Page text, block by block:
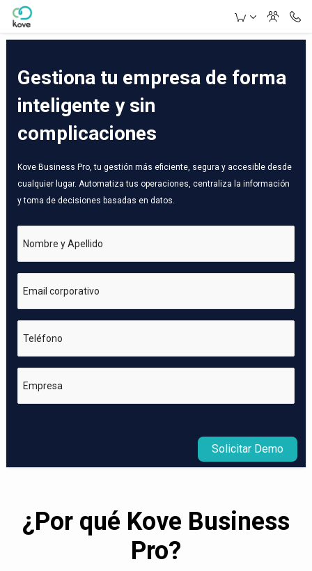
Skip to Main Content
Gestiona tu empresa de forma
inteligente y sin
complicaciones
Kove Business Pro, tu gestión más eficiente, segura y accesible desde
cualquier lugar. Automatiza tus operaciones, centraliza la información
y toma de decisiones basadas en datos.
Nombre y Apellido
Email corporativo
Teléfono
Empresa
Solicitar Demo
¿Por qué Kove Business
Pro?